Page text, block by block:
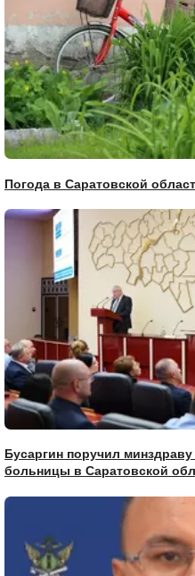
Погода в Саратовской
Бусаргин поручил
больницы в Саратовской